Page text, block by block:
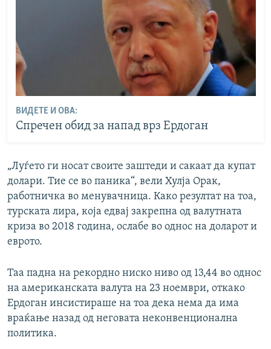
ВИДЕТЕ И ОВА:
Спречен обид за напад врз Ердоган
„Луѓето ги носат своите заштеди и сакаат да купат
долари. Тие се во паника“, вели Хулја Орак,
работничка во менувачница. Како резултат на тоа,
турската лира, која едвај закрепна од валутната
криза во 2018 година, ослабе во однос на доларот и
еврото.
Таа падна на рекордно ниско ниво од 13,44 во однос
на американската валута на 23 ноември, откако
Ердоган инсистираше на тоа дека нема да има
враќање назад од неговата неконвенционална
политика.